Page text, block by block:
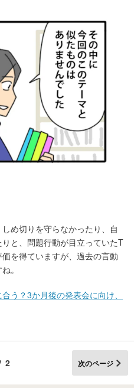
め切りを守らなかったり、自
と、問題行動が目立っていたT
を得ていますが、過去の言動
。
う？3か月後の発表会に向け、
2 次のページ